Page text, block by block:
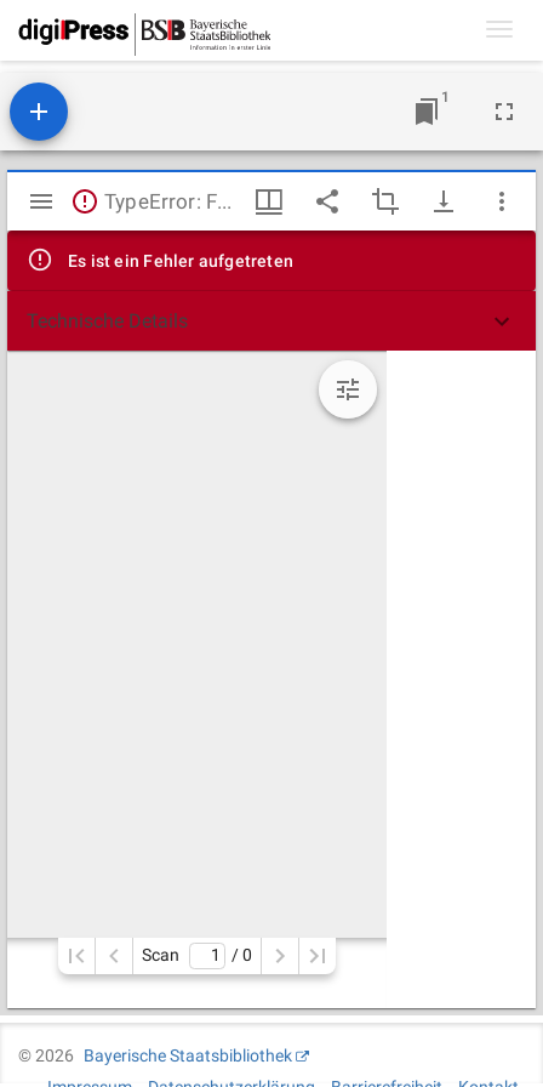
1
Mirador
Viewer
TypeError: Failed to fetch
Es ist ein Fehler aufgetreten
Technische Details
Scan / 0
©2026
Bayerische Staatsbibliothek